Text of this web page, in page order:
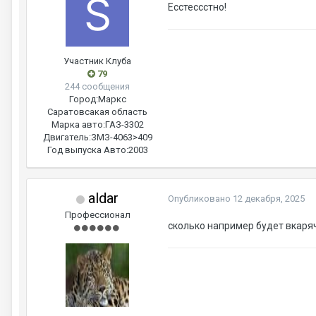
Участник Клуба
79
244 сообщения
Город:Маркc
Саратовсакая область
Марка авто:ГАЗ-3302
Двигатель:ЗМЗ-4063>409
Год выпуска Авто:2003
Есстессстно!
aldar
Профессионал
Опубликовано 12 декабря, 2025
сколько например будет